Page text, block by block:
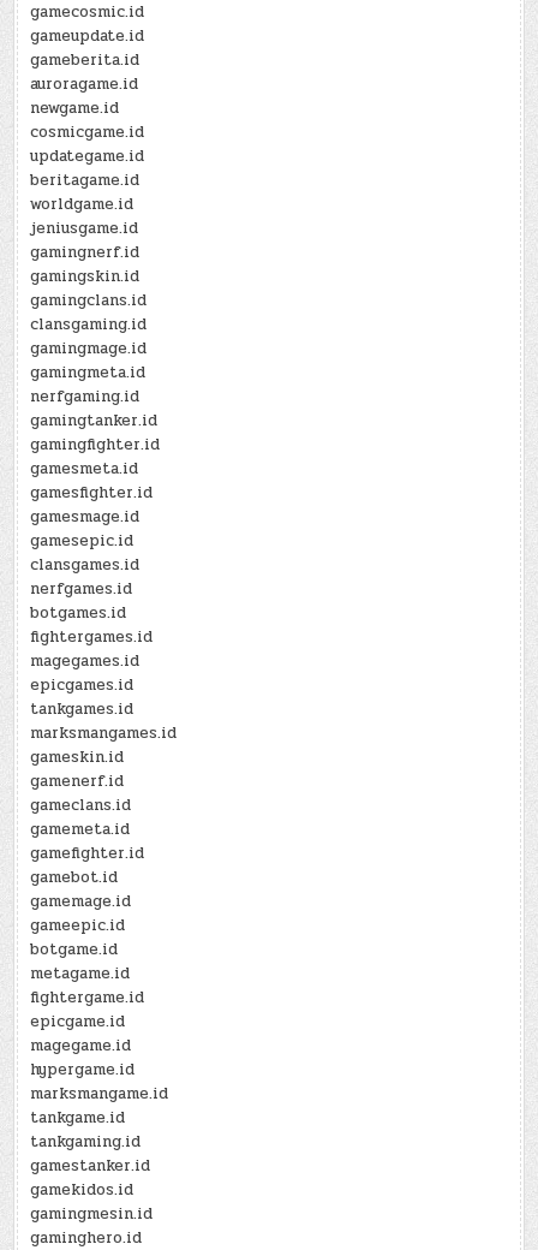
gamecosmic.id
gameupdate.id
gameberita.id
auroragame.id
newgame.id
cosmicgame.id
updategame.id
beritagame.id
worldgame.id
jeniusgame.id
gamingnerf.id
gamingskin.id
gamingclans.id
clansgaming.id
gamingmage.id
gamingmeta.id
nerfgaming.id
gamingtanker.id
gamingfighter.id
gamesmeta.id
gamesfighter.id
gamesmage.id
gamesepic.id
clansgames.id
nerfgames.id
botgames.id
fightergames.id
magegames.id
epicgames.id
tankgames.id
marksmangames.id
gameskin.id
gamenerf.id
gameclans.id
gamemeta.id
gamefighter.id
gamebot.id
gamemage.id
gameepic.id
botgame.id
metagame.id
fightergame.id
epicgame.id
magegame.id
hypergame.id
marksmangame.id
tankgame.id
tankgaming.id
gamestanker.id
gamekidos.id
gamingmesin.id
gaminghero.id